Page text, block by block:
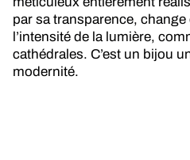
par sa transparence,
l’intensité de la lumière,
cathédrales. C’est un bijou
modernité.